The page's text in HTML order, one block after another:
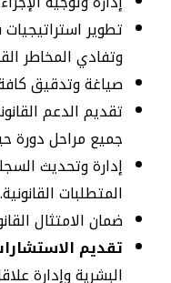
تطوير استراتيجيات
وتفادي المخاطر
صياغة وتدقيق كافة
تقديم الدعم
جميع مراحل دورة
إدارة وتحديث
المتطلبات القانونية.
ضمان الامتثال
تقديم
البشرية وإدارة